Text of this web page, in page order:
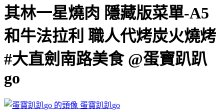
其林一星燒肉 隱藏版菜單-A5
和牛法拉利 職人代烤炭火燒烤
#大直劍南路美食 @蛋寶趴趴
go
蛋寶趴趴go